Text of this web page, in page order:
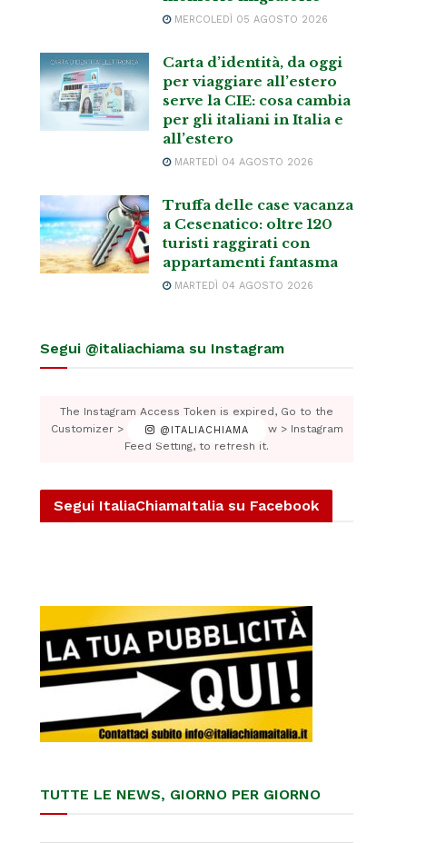
MERCOLEDÌ 05 AGOSTO 2026
Carta d’identità, da oggi
per viaggiare all’estero
serve la CIE: cosa cambia
per gli italiani in Italia e
all’estero
MARTEDÌ 04 AGOSTO 2026
Truffa delle case vacanza
a Cesenatico: oltre 120
turisti raggirati con
appartamenti fantasma
MARTEDÌ 04 AGOSTO 2026
Segui @italiachiama su Instagram
@ITALIACHIAMA
The Instagram Access Token is expired, Go to the
Customizer > JNews : Social, Like & View > Instagram
Feed Setting, to refresh it.
Segui ItaliaChiamaItalia su Facebook
TUTTE LE NEWS, GIORNO PER GIORNO